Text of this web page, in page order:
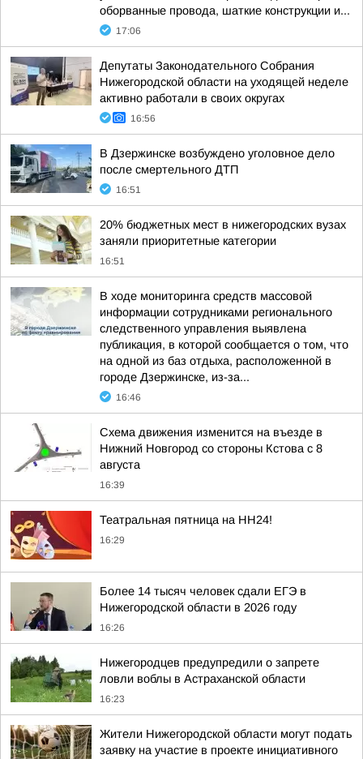
оборванные провода, шаткие конструкции и...
17:06
Депутаты Законодательного Собрания
Нижегородской области на уходящей неделе
активно работали в своих округах
16:56
В Дзержинске возбуждено уголовное дело
после смертельного ДТП
16:51
20% бюджетных мест в нижегородских вузах
заняли приоритетные категории
16:51
В ходе мониторинга средств массовой
информации сотрудниками регионального
следственного управления выявлена
публикация, в которой сообщается о том, что
на одной из баз отдыха, расположенной в
городе Дзержинске, из-за...
16:46
Схема движения изменится на въезде в
Нижний Новгород со стороны Кстова с 8
августа
16:39
Театральная пятница на НН24!
16:29
Более 14 тысяч человек сдали ЕГЭ в
Нижегородской области в 2026 году
16:26
Нижегородцев предупредили о запрете
ловли воблы в Астраханской области
16:23
Жители Нижегородской области могут подать
заявку на участие в проекте инициативного